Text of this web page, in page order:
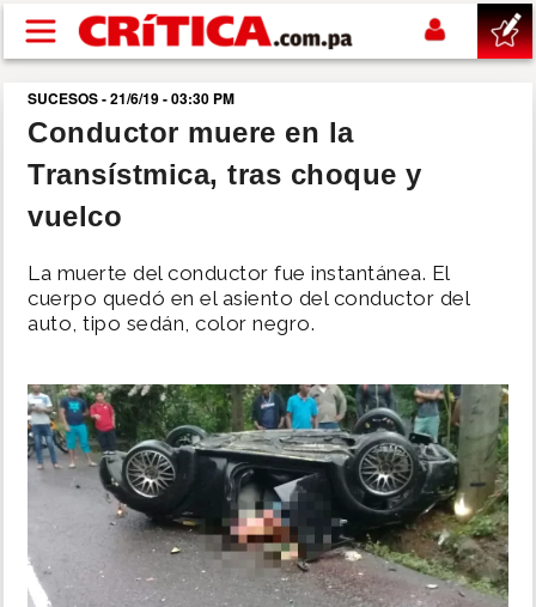
Pasar al contenido principal
buscar
SUCESOS
POLÍTICA
DEPORTES
INSÓLITAS
SUCESOS - 21/6/19 - 03:30 PM
Conductor muere en la
Transístmica, tras choque y
vuelco
La muerte del conductor fue instantánea. El
cuerpo quedó en el asiento del conductor del
auto, tipo sedán, color negro.